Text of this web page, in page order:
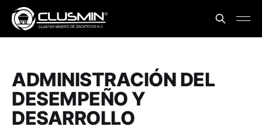
ADMINISTRACIÓN DEL
DESEMPEÑO Y
DESARROLLO